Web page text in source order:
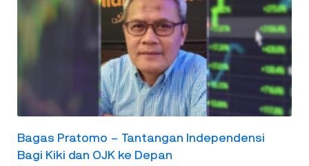
Bagas Pratomo – Tantangan Independensi
Bagi Kiki dan OJK ke Depan